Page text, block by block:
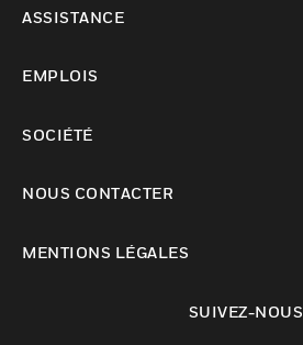
ASSISTANCE
EMPLOIS
SOCIÉTÉ
NOUS CONTACTER
MENTIONS LÉGALES
SUIVEZ-NOUS